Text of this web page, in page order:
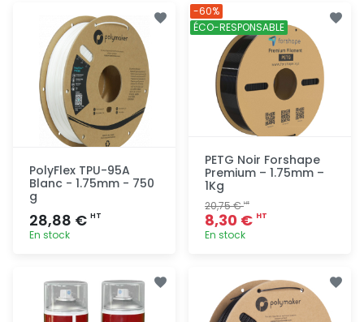
PolyFlex TPU-95A
Blanc - 1.75mm - 750
g
28,88 € HT
En stock
rapide
PETG Noir Forshape
Premium – 1.75mm –
1Kg
20,75 €HT
8,30 € HT
En stock
rapide
-60%
ÉCO-RESPONSABLE